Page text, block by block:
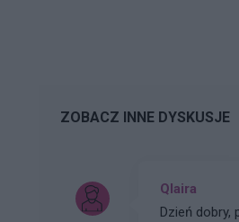
ZOBACZ INNE DYSKUSJE
Qlaira
Dzień dobry, pół roku temu przyjmowałam tabletki Qlaira ,jednak przerwałam niestety uderzenia